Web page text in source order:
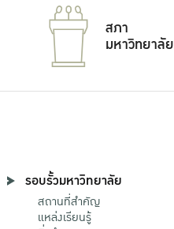
สภา
มหาวิทยาลัย
รอบรั้วมหาวิทยาลัย
สถานที่สำคัญ
แหล่งเรียนรู้